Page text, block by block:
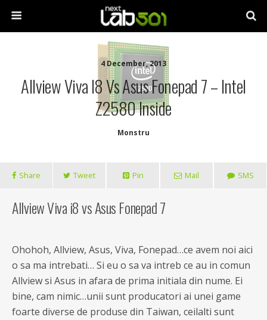
4 December, 2013
Allview Viva I8 Vs Asus Fonepad 7 – Intel
Z2580 Inside
Monstru
Share Tweet Pin Mail SMS
Allview Viva i8 vs Asus Fonepad 7
Ohohoh, Allview, Asus, Viva, Fonepad…ce avem noi aici
o sa ma intrebati… Si eu o sa va intreb ce au in comun
Allview si Asus in afara de prima initiala din nume. Ei
bine, cam nimic…unii sunt producatori ai unei game
foarte diverse de produse din Taiwan, ceilalti sunt